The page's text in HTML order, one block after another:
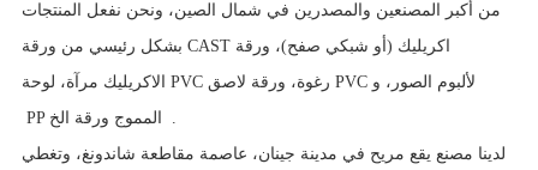
من أكبر المصنعين والمصدرين في شمال الصين، ونحن نفعل المنتجات
بشكل رئيسي من ورقة CAST اكريليك (أو شبكي صفح)، ورقة
الاكريليك مرآة، لوحة PVC رغوة، ورقة لاصق PVC لألبوم الصور، و
.
لدينا مصنع يقع مريح في مدينة جينان، عاصمة مقاطعة شاندونغ، وتغطي